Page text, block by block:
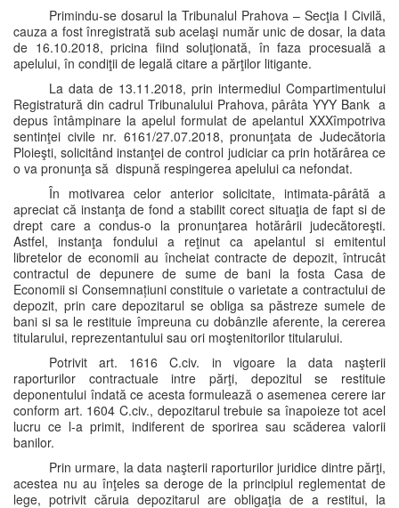
Primindu-se dosarul la Tribunalul Prahova – Secţia I Civilă,
cauza a fost înregistrată sub acelaşi număr unic de dosar, la data
de 16.10.2018, pricina fiind soluţionată, în faza procesuală a
apelului, în condiţii de legală citare a părţilor litigante.
La data de 13.11.2018, prin intermediul Compartimentului
Registratură din cadrul Tribunalului Prahova, pârâta YYY Bank a
depus întâmpinare la apelul formulat de apelantul XXXîmpotriva
sentinţei civile nr. 6161/27.07.2018, pronunţata de Judecătoria
Ploieşti, solicitând instanţei de control judiciar ca prin hotărârea ce
o va pronunţa să dispună respingerea apelului ca nefondat.
În motivarea celor anterior solicitate, intimata-pârâtă a
apreciat că instanţa de fond a stabilit corect situaţia de fapt si de
drept care a condus-o la pronunţarea hotărârii judecătoreşti.
Astfel, instanţa fondului a reţinut ca apelantul si emitentul
libretelor de economii au încheiat contracte de depozit, întrucât
contractul de depunere de sume de bani la fosta Casa de
Economii si Consemnațiuni constituie o varietate a contractului de
depozit, prin care depozitarul se obliga sa păstreze sumele de
bani si sa le restituie împreuna cu dobânzile aferente, la cererea
titularului, reprezentantului sau ori moştenitorilor titularului.
Potrivit art. 1616 C.civ. in vigoare la data naşterii
raporturilor contractuale intre părţi, depozitul se restituie
deponentului îndată ce acesta formulează o asemenea cerere iar
conform art. 1604 C.civ., depozitarul trebuie sa înapoieze tot acel
lucru ce l-a primit, indiferent de sporirea sau scăderea valorii
banilor.
Prin urmare, la data naşterii raporturilor juridice dintre părţi,
acestea nu au înţeles sa deroge de la principiul reglementat de
lege, potrivit căruia depozitarul are obligaţia de a restitui, la